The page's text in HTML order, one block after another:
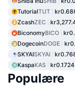
TutorialTUT
ZcashZEC
BiconomyBICO
DogecoinDOGE
SKYAISKYAI
KaspaKAS kr0.1724
Populære